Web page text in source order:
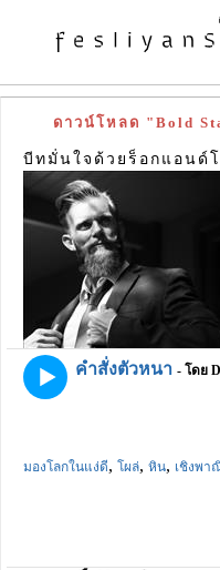
ดาวน์โหลด "Bold
บีทมั่นใจด้วยร็อกแอนด์
คำสั่งตัวหนา - โดย
มองโลกในแง่ดี, โผล่, หิน, เชิงพา